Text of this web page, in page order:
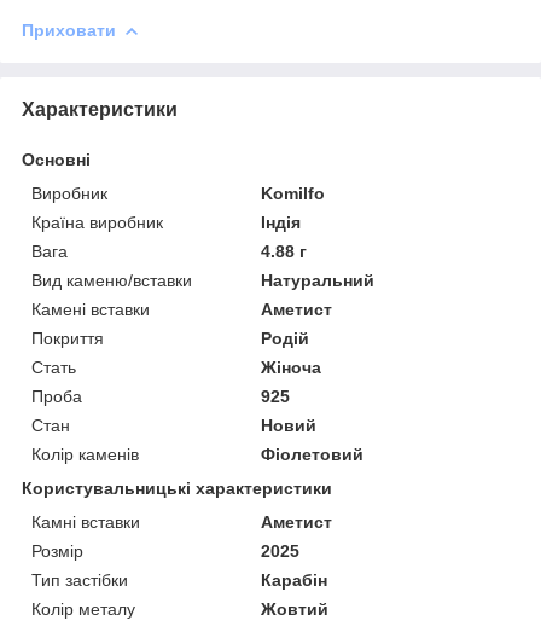
Приховати
Характеристики
Основні
Виробник
Komilfo
Країна виробник
Індія
Вага
4.88 г
Вид каменю/вставки
Натуральний
Камені вставки
Аметист
Покриття
Родій
Стать
Жіноча
Проба
925
Стан
Новий
Колір каменів
Фіолетовий
Користувальницькі характеристики
Камні вставки
Аметист
Розмір
2025
Тип застібки
Карабін
Колір металу
Жовтий